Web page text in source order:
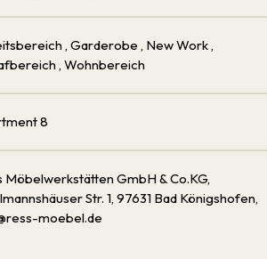
, Garderobe , New Work ,
, Wohnbereich
8
Möbelwerkstätten GmbH & Co.KG,
Str. 1, 97631 Bad Königshofen,
moebel.de